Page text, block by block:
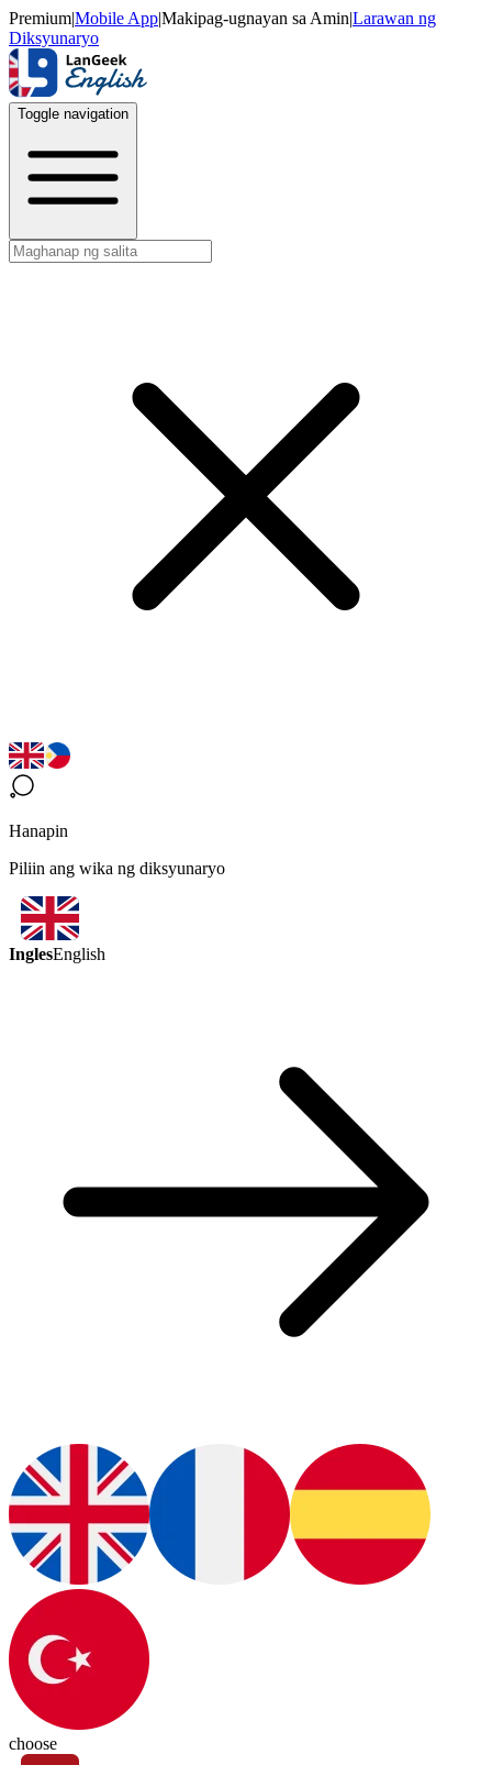
Premium|Mobile App|Makipag-ugnayan sa Amin|Larawan ng
Diksyunaryo
Toggle navigation
Hanapin
Piliin ang wika ng diksyunaryo
InglesEnglish
choose